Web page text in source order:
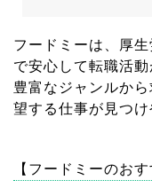
フードミーは、厚
で安心して転職活動
豊富なジャンルか
望する仕事が見つけ
【フードミーのお